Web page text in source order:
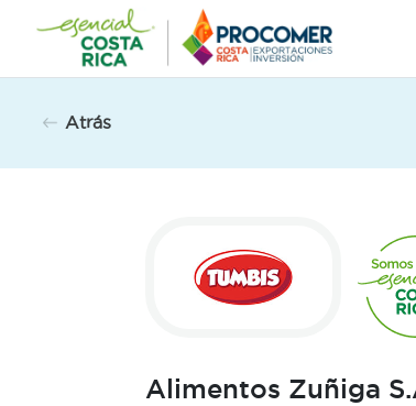
contenido
Atrás
Alimentos Zuñiga